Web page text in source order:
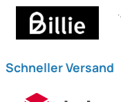
Schneller Versand